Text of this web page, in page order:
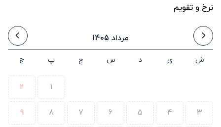
نرخ و تقویم
مرداد 1405
ش ی د س چ پ ج
1
2
3
4
5
6
7
8
9